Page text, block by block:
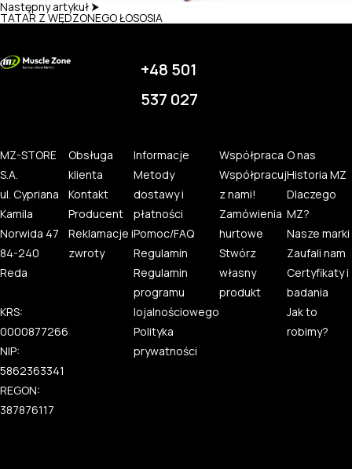
Następny artykuł ⮞
TATAR Z WĘDZONEGO ŁOSOSIA
+48 501
537 027
MZ-STORE
S.A.
ul. Cypriana
Kamila
Norwida 47
84-240
Reda
KRS:
0000877266
NIP:
5862363341
REGON:
387876117
Obsługa
klienta
Kontakt
Producent
Reklamacje i
zwroty
Informacje
Metody
dostawy i
płatności
Pomoc/FAQ
Regulamin
Regulamin
programu
lojalnościowego
Polityka
prywatności
Współpraca
Współpracuj
z nami!
Zamówienia
hurtowe
Stwórz
własny
produkt
O nas
Historia MZ
Dlaczego
MZ?
Nasze marki
Zaufali nam
Certyfikaty i
badania
Jak to
robimy?